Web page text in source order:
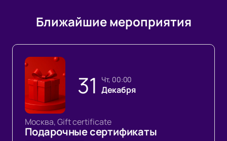
Ближайшие мероприятия
31 чт, 00:00
Декабря
Москва, Gift certificate
Подарочные сертификаты